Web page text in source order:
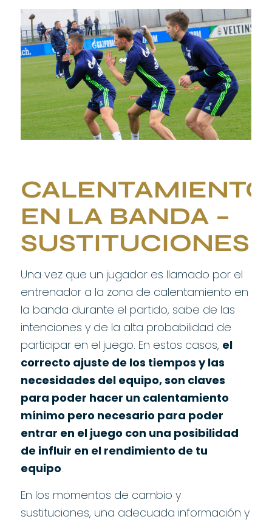
CALENTAMIENTO
EN LA BANDA –
SUSTITUCIONES
Una vez que un jugador es llamado por el
entrenador a la zona de calentamiento en
la banda durante el partido, sabe de las
intenciones y de la alta probabilidad de
participar en el juego. En estos casos, el
correcto ajuste de los tiempos y las
necesidades del equipo, son claves
para poder hacer un calentamiento
mínimo pero necesario para poder
entrar en el juego con una posibilidad
de influir en el rendimiento de tu
equipo.
En los momentos de cambio y
sustituciones, una adecuada información y